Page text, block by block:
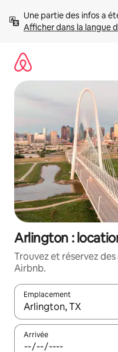
directement
Afficher dans la langue
Arlington :
Trouvez et réservez
Airbnb.
Emplacement
Quand les résultats
Arrivée